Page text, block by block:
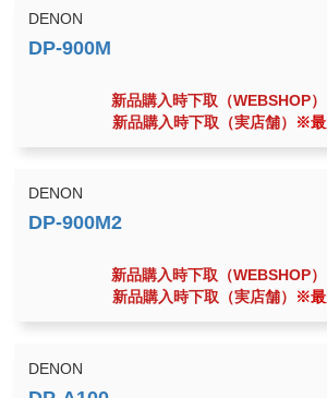
DENON
新品購入時下取（WEBSHOP）
新品購入時下取（実店舗）
※最
DENON
新品購入時下取（WEBSHOP）
新品購入時下取（実店舗）
※最
DENON